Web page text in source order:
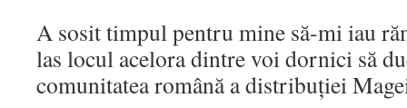
A sosit timpul pentru mine să-mi iau
las locul acelora dintre voi dornici să
comunitatea română a distribuției